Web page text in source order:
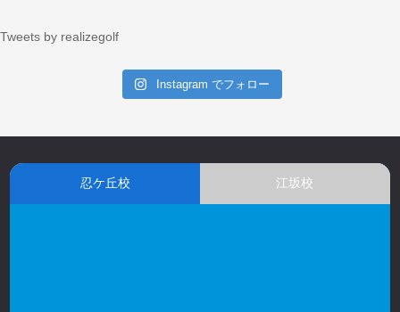
Tweets by realizegolf
Instagram でフォロー
忍ケ丘校 江坂校